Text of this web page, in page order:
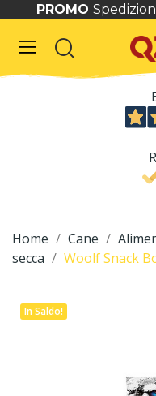
PROMO
Home Cane
secca
Woolf Snack
In Saldo!